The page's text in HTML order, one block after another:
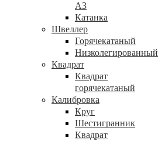
А3
Катанка
Швеллер
Горячекатаный
Низколегированный
Квадрат
Квадрат
горячекатаный
Калибровка
Круг
Шестигранник
Квадрат